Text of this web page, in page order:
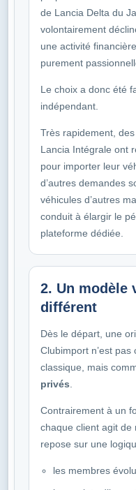
de Lancia Delta du
volontairement
une activité
purement
Le choix a donc été
indépendant.
Très rapidement,
Lancia Intégrale ont
pour importer leur
d’autres demandes
véhicules d’autres
conduit à élargir le
plateforme dédiée.
2. Un modèle
différent
Dès le départ, une
Clubimport n’est
classique, mais
privés
Contrairement à un
chaque client agit de
repose sur une
les membres